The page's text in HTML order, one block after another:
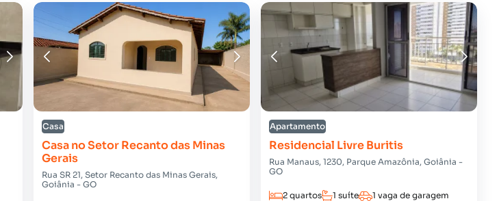
Casa
Casa no Setor Recanto das Minas
Gerais
Rua SR 21, Setor Recanto das Minas Gerais,
Goiânia - GO
Apartamento
Residencial Livre Buritis
Rua Manaus, 1230, Parque Amazônia, Goiânia -
GO
2 quartos 1 suíte
1 vaga de garagem